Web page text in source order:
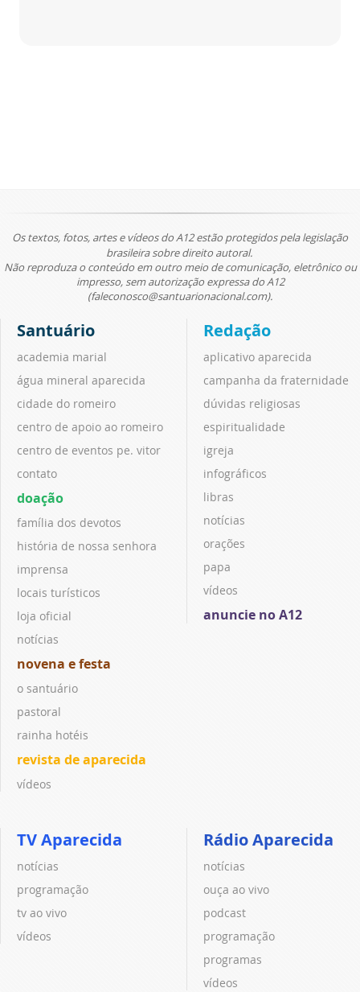
Os textos, fotos, artes e vídeos do A12 estão protegidos pela legislação
brasileira sobre direito autoral.
Não reproduza o conteúdo em outro meio de comunicação, eletrônico ou
impresso, sem autorização expressa do A12
(faleconosco@santuarionacional.com).
Santuário
academia marial
água mineral aparecida
cidade do romeiro
centro de apoio ao romeiro
centro de eventos pe. vitor
contato
doação
família dos devotos
história de nossa senhora
imprensa
locais turísticos
loja oficial
notícias
novena e festa
o santuário
pastoral
rainha hotéis
revista de aparecida
vídeos
Redação
aplicativo aparecida
campanha da fraternidade
dúvidas religiosas
espiritualidade
igreja
infográficos
libras
notícias
orações
papa
vídeos
anuncie no A12
TV Aparecida
notícias
programação
tv ao vivo
vídeos
Rádio Aparecida
notícias
ouça ao vivo
podcast
programação
programas
vídeos